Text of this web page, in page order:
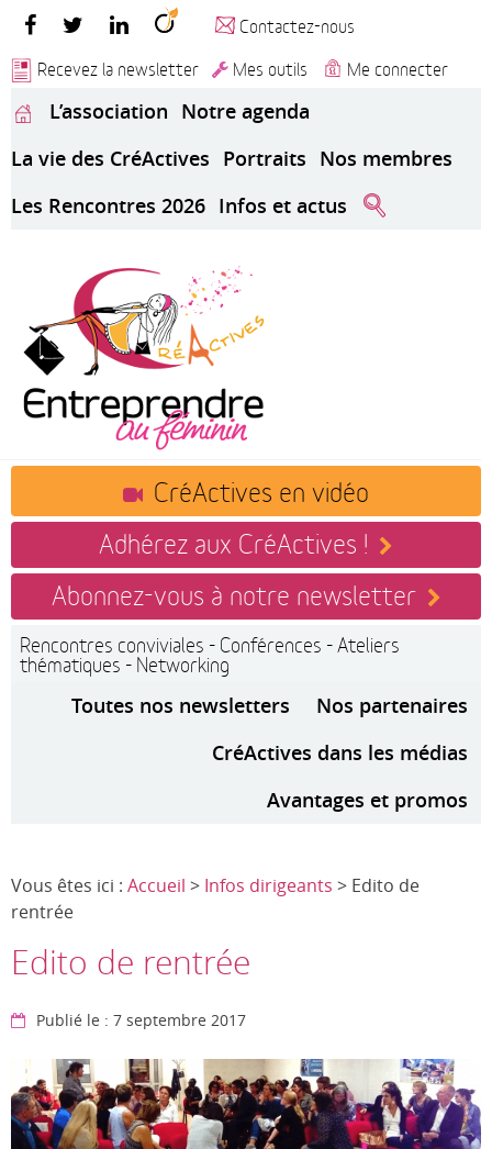
Contactez-nous
Recevez la newsletter
Mes outils Me connecter
L’association Notre agenda
La vie des CréActives Portraits Nos membres
Les Rencontres 2026 Infos et actus
CréActives en vidéo
Adhérez aux CréActives !
Abonnez-vous à notre newsletter
Rencontres conviviales - Conférences - Ateliers
thématiques - Networking
Toutes nos newsletters
Nos partenaires
CréActives dans les médias
Avantages et promos
Vous êtes ici : Accueil > Infos dirigeants > Edito de
rentrée
Edito de rentrée
Publié le : 7 septembre 2017